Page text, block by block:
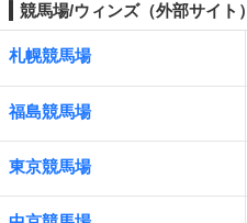
競馬場/ウィンズ（外部サイト）
札幌競馬場
福島競馬場
東京競馬場